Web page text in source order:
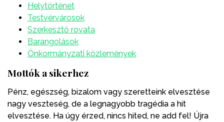
Helytörténet
Testvérvárosok
Szerkesztő rovata
Barangolások
Önkormányzati közlemények
Mottók a sikerhez
Pénz, egészség, bizalom vagy szeretteink elvesztése
nagy veszteség, de a legnagyobb tragédia a hit
elvesztése. Ha úgy érzed, nincs hited, ne add fel! Újra